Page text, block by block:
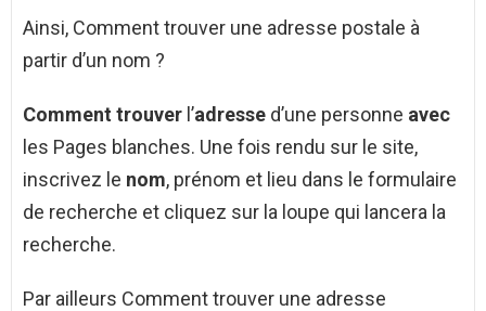
Ainsi, Comment trouver une adresse postale à
partir d’un nom ?
Comment trouver l’adresse d’une personne avec
les Pages blanches. Une fois rendu sur le site,
inscrivez le nom, prénom et lieu dans le formulaire
de recherche et cliquez sur la loupe qui lancera la
recherche.
Par ailleurs Comment trouver une adresse